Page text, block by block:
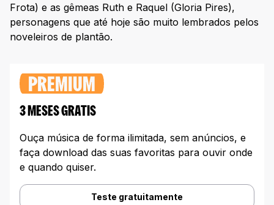
Frota) e as gêmeas Ruth e Raquel (Gloria Pires),
personagens que até hoje são muito lembrados pelos
noveleiros de plantão.
PREMIUM
3 MESES GRATIS
Ouça música de forma ilimitada, sem anúncios, e
faça download das suas favoritas para ouvir onde
e quando quiser.
Teste gratuitamente